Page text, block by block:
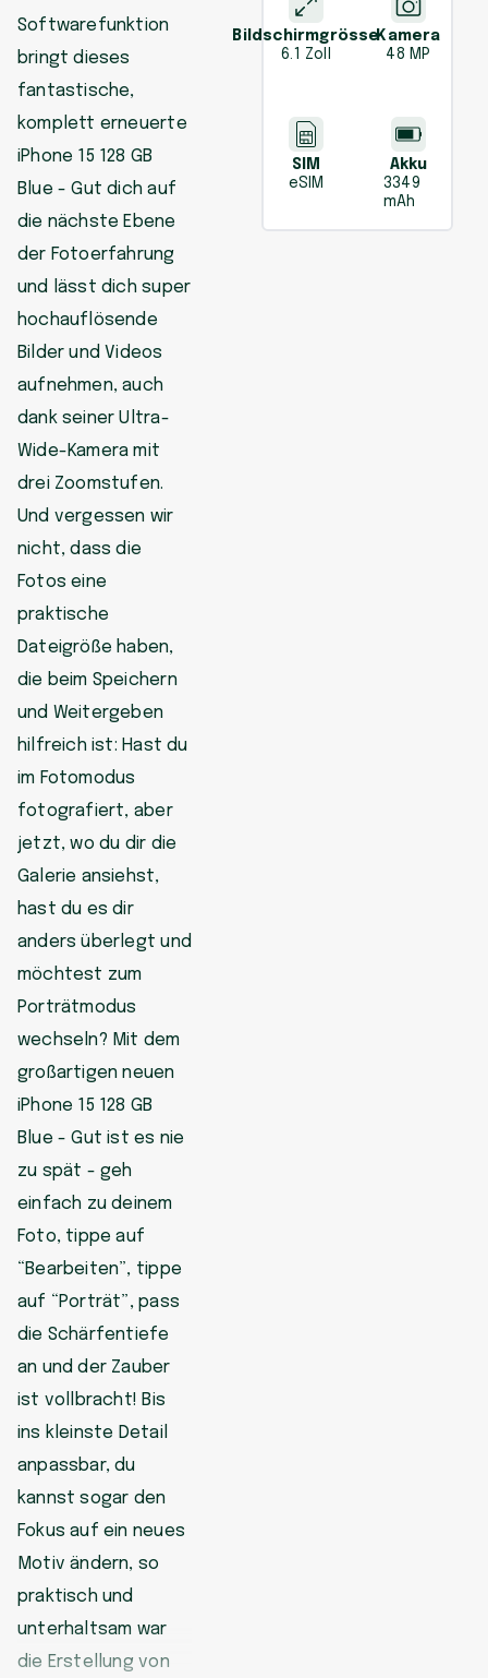
Softwarefunktion
bringt dieses
fantastische,
komplett erneuerte
iPhone 15 128 GB
Blue - Gut dich auf
die nächste Ebene
der Fotoerfahrung
und lässt dich super
hochauflösende
Bilder und Videos
aufnehmen, auch
dank seiner Ultra-
Wide-Kamera mit
drei Zoomstufen.
Und vergessen wir
nicht, dass die
Fotos eine
praktische
Dateigröße haben,
die beim Speichern
und Weitergeben
hilfreich ist: Hast du
im Fotomodus
fotografiert, aber
jetzt, wo du dir die
Galerie ansiehst,
hast du es dir
anders überlegt und
möchtest zum
Porträtmodus
wechseln? Mit dem
großartigen neuen
iPhone 15 128 GB
Blue - Gut ist es nie
zu spät - geh
einfach zu deinem
Foto, tippe auf
“Bearbeiten”, tippe
auf “Porträt”, pass
die Schärfentiefe
an und der Zauber
ist vollbracht! Bis
ins kleinste Detail
anpassbar, du
kannst sogar den
Fokus auf ein neues
Motiv ändern, so
praktisch und
unterhaltsam war
die Erstellung von
Bildschirmgrösse
6.1 Zoll
Kamera
48 MP
SIM
eSIM
Akku
3349
mAh